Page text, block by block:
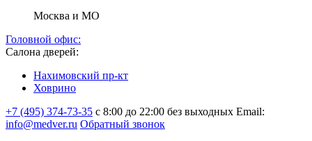
Москва и МО
Головной офис:
Салона дверей:
Нахимовский пр-кт
Ховрино
+7 (495) 374-73-35 с 8:00 до 22:00 без выходных Email:
info@medver.ru Обратный звонок